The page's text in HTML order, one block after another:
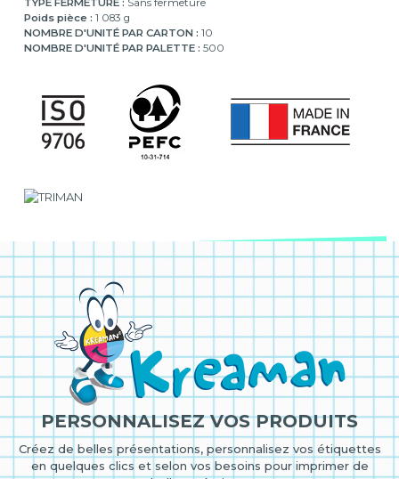
TYPE FERMETURE : Sans fermeture
Poids pièce : 1 083 g
NOMBRE D'UNITÉ PAR CARTON : 10
NOMBRE D'UNITÉ PAR PALETTE : 500
PERSONNALISEZ VOS PRODUITS
Créez de belles présentations, personnalisez vos étiquettes
en quelques clics et selon vos besoins pour imprimer de